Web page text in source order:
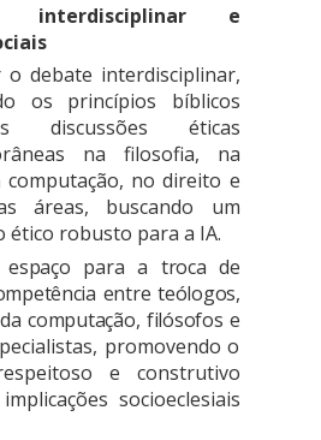
interdisciplinar e
o debate interdisciplinar,
os princípios bíblicos
discussões éticas
na filosofia, na
computação, no direito e
áreas, buscando um
ético robusto para a IA.
para a troca de
entre teólogos,
computação, filósofos e
promovendo o
e construtivo
socioeclesiais